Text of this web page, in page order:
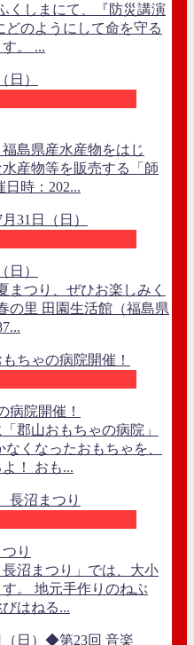
くしまにて、『防災講演
のようにして命を守る
。 ...
島県産水産物をはじ
産物等を販売する「師
時：202...
）
つり、ぜひお楽しみく
里 田園生活館（福島県
病院開催！
郡山おもちゃの病院」
くなったおもちゃを、
！ おも...
り
沼まつり」では、大小
。 地元手作りのねぶ
はねる...